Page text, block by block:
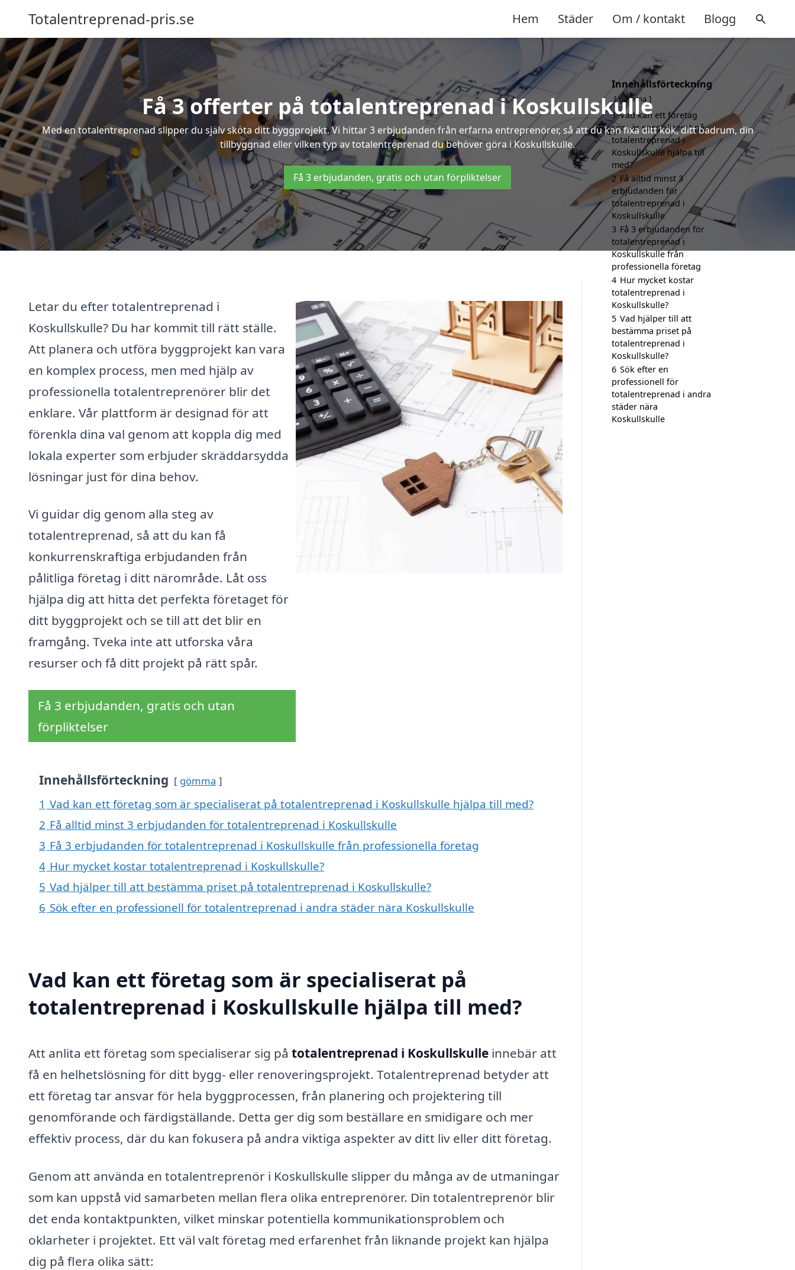
Totalentreprenad-pris.se Hem Städer Om / kontakt Blogg
Få 3 offerter på totalentreprenad i Koskullskulle
Med en totalentreprenad slipper du själv sköta ditt byggprojekt. Vi hittar 3 erbjudanden från erfarna entreprenörer, så att du kan fixa ditt kök, ditt badrum, din
tillbyggnad eller vilken typ av totalentreprenad du behöver göra i Koskullskulle.
Få 3 erbjudanden, gratis och utan förpliktelser
Letar du efter totalentreprenad i
Koskullskulle? Du har kommit till rätt ställe.
Att planera och utföra byggprojekt kan vara
en komplex process, men med hjälp av
professionella totalentreprenörer blir det
enklare. Vår plattform är designad för att
förenkla dina val genom att koppla dig med
lokala experter som erbjuder skräddarsydda
lösningar just för dina behov.
Vi guidar dig genom alla steg av
totalentreprenad, så att du kan få
konkurrenskraftiga erbjudanden från
pålitliga företag i ditt närområde. Låt oss
hjälpa dig att hitta det perfekta företaget för
ditt byggprojekt och se till att det blir en
framgång. Tveka inte att utforska våra
resurser och få ditt projekt på rätt spår.
Få 3 erbjudanden, gratis och utan
förpliktelser
Innehållsförteckning gömma
1 Vad kan ett företag som är specialiserat på totalentreprenad i Koskullskulle hjälpa till med?
2 Få alltid minst 3 erbjudanden för totalentreprenad i Koskullskulle
3 Få 3 erbjudanden för totalentreprenad i Koskullskulle från professionella företag
4 Hur mycket kostar totalentreprenad i Koskullskulle?
5 Vad hjälper till att bestämma priset på totalentreprenad i Koskullskulle?
6 Sök efter en professionell för totalentreprenad i andra städer nära Koskullskulle
Vad kan ett företag som är specialiserat på
totalentreprenad i Koskullskulle hjälpa till med?
Att anlita ett företag som specialiserar sig på totalentreprenad i Koskullskulle innebär att
få en helhetslösning för ditt bygg- eller renoveringsprojekt. Totalentreprenad betyder att
ett företag tar ansvar för hela byggprocessen, från planering och projektering till
genomförande och färdigställande. Detta ger dig som beställare en smidigare och mer
effektiv process, där du kan fokusera på andra viktiga aspekter av ditt liv eller ditt företag.
Genom att använda en totalentreprenör i Koskullskulle slipper du många av de utmaningar
som kan uppstå vid samarbeten mellan flera olika entreprenörer. Din totalentreprenör blir
det enda kontaktpunkten, vilket minskar potentiella kommunikationsproblem och
oklarheter i projektet. Ett väl valt företag med erfarenhet från liknande projekt kan hjälpa
dig på flera olika sätt:
Innehållsförteckning
gömma
1 Vad kan ett företag
som är specialiserat på
totalentreprenad i
Koskullskulle hjälpa till
med?
2 Få alltid minst 3
erbjudanden för
totalentreprenad i
Koskullskulle
3 Få 3 erbjudanden för
totalentreprenad i
Koskullskulle från
professionella företag
4 Hur mycket kostar
totalentreprenad i
Koskullskulle?
5 Vad hjälper till att
bestämma priset på
totalentreprenad i
Koskullskulle?
6 Sök efter en
professionell för
totalentreprenad i andra
städer nära
Koskullskulle